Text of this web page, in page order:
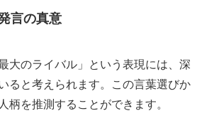
言の真意
大のライバル」という表現には、深
ると考えられます。この言葉選びか
柄を推測することができます。